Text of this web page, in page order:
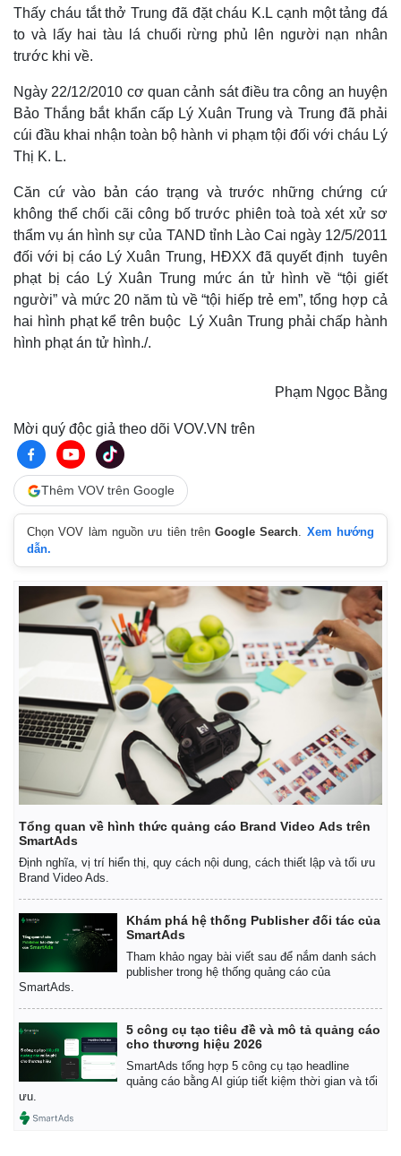
Hồ sơ
E-Magazine
Thấy cháu tắt thở Trung đã đặt cháu K.L cạnh một tảng đá
to và lấy hai tàu lá chuối rừng phủ lên người nạn nhân
trước khi về.
Ngày 22/12/2010 cơ quan cảnh sát điều tra công an huyện
Bảo Thắng bắt khẩn cấp Lý Xuân Trung và Trung đã phải
cúi đầu khai nhận toàn bộ hành vi phạm tội đối với cháu Lý
Thị K. L.
Căn cứ vào bản cáo trạng và trước những chứng cứ
không thể chối cãi công bố trước phiên toà toà xét xử sơ
thẩm vụ án hình sự của TAND tỉnh Lào Cai ngày 12/5/2011
đối với bị cáo Lý Xuân Trung, HĐXX đã quyết định tuyên
phạt bị cáo Lý Xuân Trung mức án tử hình về “tội giết
người” và mức 20 năm tù về “tội hiếp trẻ em”, tổng hợp cả
hai hình phạt kể trên buộc Lý Xuân Trung phải chấp hành
hình phạt án tử hình./.
Phạm Ngọc Bằng
Mời quý độc giả theo dõi VOV.VN trên
Thêm VOV trên Google
Chọn VOV làm nguồn ưu tiên trênGoogle Search. Xem hướng
dẫn.
Tổng quan về hình thức quảng cáo Brand Video Ads trên
SmartAds
Định nghĩa, vị trí hiển thị, quy cách nội dung, cách thiết lập và tối ưu
Brand Video Ads.
Khám phá hệ thống Publisher đối tác của
SmartAds
Tham khảo ngay bài viết sau để nắm danh sách
publisher trong hệ thống quảng cáo của
SmartAds.
5 công cụ tạo tiêu đề và mô tả quảng cáo
cho thương hiệu 2026
SmartAds tổng hợp 5 công cụ tạo headline
quảng cáo bằng AI giúp tiết kiệm thời gian và tối
ưu.